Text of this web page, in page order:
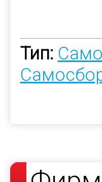
Тип: